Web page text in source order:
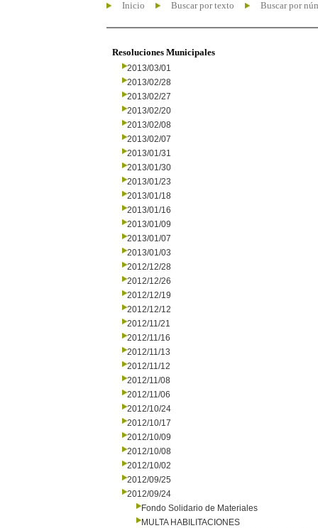
Inicio Buscar por texto Buscar por
Resoluciones Municipales
2013/03/01
2013/02/28
2013/02/27
2013/02/20
2013/02/08
2013/02/07
2013/01/31
2013/01/30
2013/01/23
2013/01/18
2013/01/16
2013/01/09
2013/01/07
2013/01/03
2012/12/28
2012/12/26
2012/12/19
2012/12/12
2012/11/21
2012/11/16
2012/11/13
2012/11/12
2012/11/08
2012/11/06
2012/10/24
2012/10/17
2012/10/09
2012/10/08
2012/10/02
2012/09/25
2012/09/24
Fondo Solidario de Materiales
MULTA HABILITACIONES